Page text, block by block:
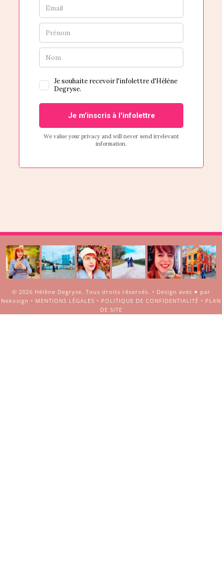
© 2026 Hélène Degryse. Tous droits réservés. • Design avec ♥ par
Nekosign • MENTIONS LÉGALES • POLITIQUE DE CONFIDENTIALITÉ • PLAN
DE SITE